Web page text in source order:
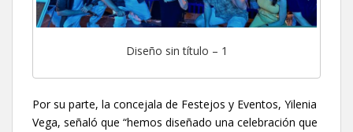
Diseño sin título – 1
Por su parte, la concejala de Festejos y Eventos, Yilenia
Vega, señaló que “hemos diseñado una celebración que